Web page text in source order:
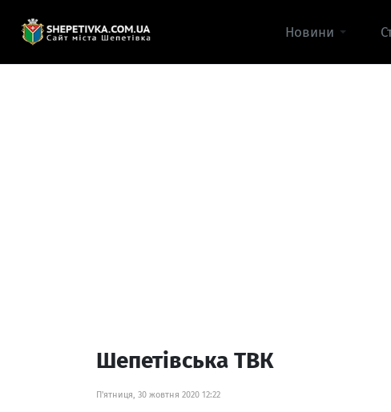
Новини
Шепетівська ТВК
П'ятниця, 30 жовтня 2020 12:22